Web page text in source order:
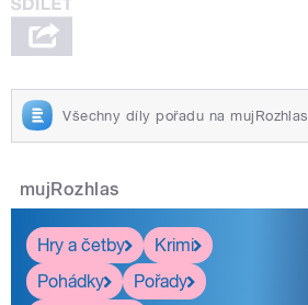
Všechny díly pořadu na mujRozhlas
mujRozhlas
Hry a četby
Krimi
Pohádky
Pořady